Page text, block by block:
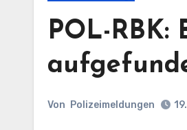
POL-RBK:
Von Polizeimeldungen